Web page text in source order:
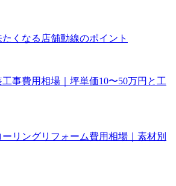
くなる店舗動線のポイント
事費用相場｜坪単価10〜50万円と工
リングリフォーム費用相場｜素材別